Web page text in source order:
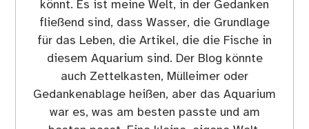
könnt. Es ist meine Welt, in der Gedanken
fließend sind, dass Wasser, die Grundlage
für das Leben, die Artikel, die die Fische in
diesem Aquarium sind. Der Blog könnte
auch Zettelkasten, Mülleimer oder
Gedankenablage heißen, aber das Aquarium
war es, was am besten passte und am